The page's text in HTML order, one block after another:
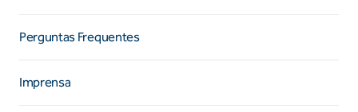
Perguntas Frequentes
Imprensa